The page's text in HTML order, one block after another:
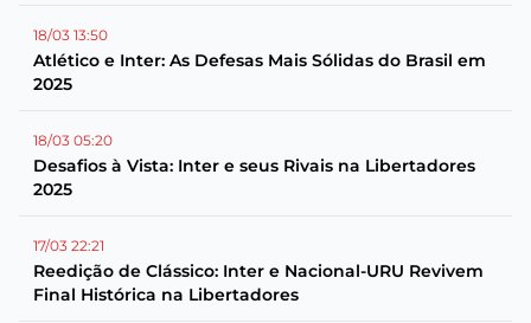
18/03 13:50
Atlético e Inter: As Defesas Mais Sólidas do Brasil em
2025
18/03 05:20
Desafios à Vista: Inter e seus Rivais na Libertadores
2025
17/03 22:21
Reedição de Clássico: Inter e Nacional-URU Revivem
Final Histórica na Libertadores